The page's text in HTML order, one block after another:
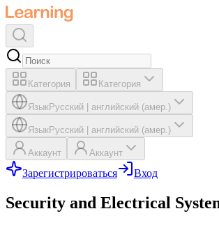
Категория Категория
ЯзыкРусский английский (амер.)
ЯзыкРусский английский (амер.)
Аккаунт Аккаунт
Зарегистрироваться Вход
Security and Electrical